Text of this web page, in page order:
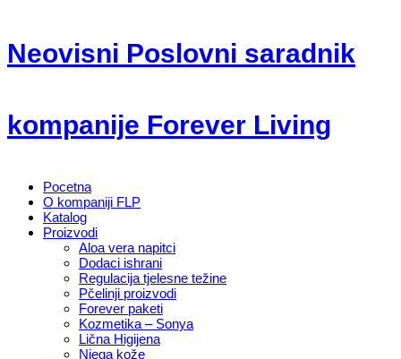
Neovisni Poslovni saradnik
kompanije Forever Living
Pocetna
O kompaniji FLP
Katalog
Proizvodi
Aloa vera napitci
Dodaci ishrani
Regulacija tjelesne težine
Pčelinji proizvodi
Forever paketi
Kozmetika – Sonya
Lična Higijena
Njega kože